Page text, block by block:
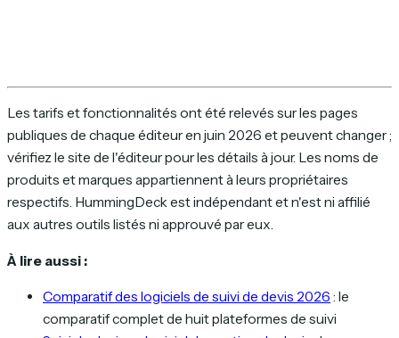
Les tarifs et fonctionnalités ont été relevés sur les pages
publiques de chaque éditeur en juin 2026 et peuvent changer ;
vérifiez le site de l'éditeur pour les détails à jour. Les noms de
produits et marques appartiennent à leurs propriétaires
respectifs. HummingDeck est indépendant et n'est ni affilié
aux autres outils listés ni approuvé par eux.
À lire aussi :
Comparatif des logiciels de suivi de devis 2026 : le
comparatif complet de huit plateformes de suivi